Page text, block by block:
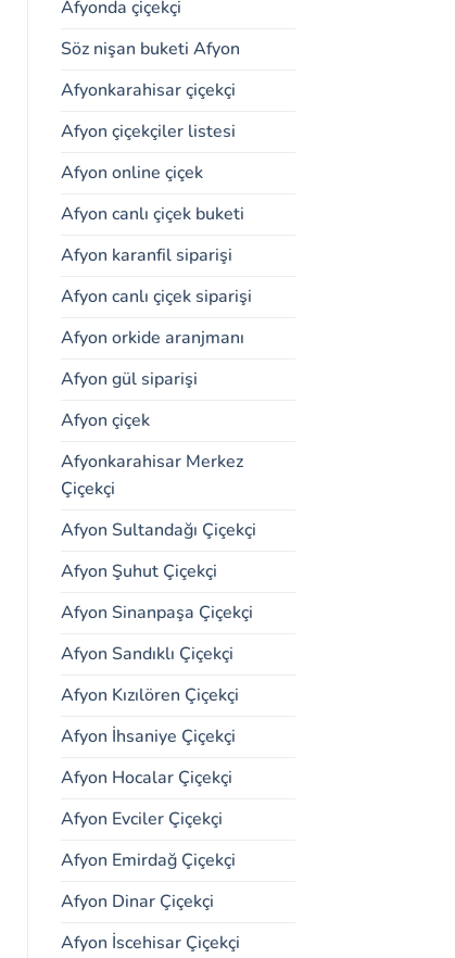
Afyonda çiçekçi
Söz nişan buketi Afyon
Afyonkarahisar çiçekçi
Afyon çiçekçiler listesi
Afyon online çiçek
Afyon canlı çiçek buketi
Afyon karanfil siparişi
Afyon canlı çiçek siparişi
Afyon orkide aranjmanı
Afyon gül siparişi
Afyon çiçek
Afyonkarahisar Merkez
Çiçekçi
Afyon Sultandağı Çiçekçi
Afyon Şuhut Çiçekçi
Afyon Sinanpaşa Çiçekçi
Afyon Sandıklı Çiçekçi
Afyon Kızılören Çiçekçi
Afyon İhsaniye Çiçekçi
Afyon Hocalar Çiçekçi
Afyon Evciler Çiçekçi
Afyon Emirdağ Çiçekçi
Afyon Dinar Çiçekçi
Afyon İscehisar Çiçekçi